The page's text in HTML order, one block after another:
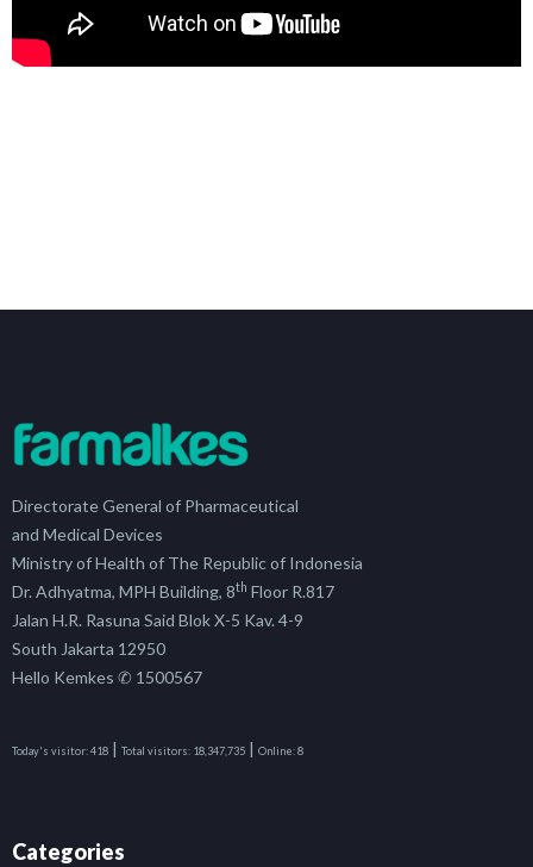
Directorate General of Pharmaceutical
and Medical Devices
Ministry of Health of The Republic of Indonesia
Dr. Adhyatma, MPH Building, 8th Floor R.817
Jalan H.R. Rasuna Said Blok X-5 Kav. 4-9
South Jakarta 12950
Hello Kemkes ✆ 1500567
Today's visitor:418 | Total visitors: 18,347,735 | Online:8
Categories